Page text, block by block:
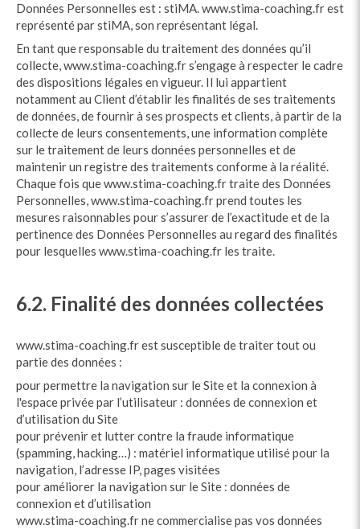
Données Personnelles est : stiMA. www.stima-coaching.fr est
représenté par stiMA, son représentant légal.
En tant que responsable du traitement des données qu’il
collecte, www.stima-coaching.fr s’engage à respecter le cadre
des dispositions légales en vigueur. Il lui appartient
notamment au Client d’établir les finalités de ses traitements
de données, de fournir à ses prospects et clients, à partir de la
collecte de leurs consentements, une information complète
sur le traitement de leurs données personnelles et de
maintenir un registre des traitements conforme à la réalité.
Chaque fois que www.stima-coaching.fr traite des Données
Personnelles, www.stima-coaching.fr prend toutes les
mesures raisonnables pour s’assurer de l’exactitude et de la
pertinence des Données Personnelles au regard des finalités
pour lesquelles www.stima-coaching.fr les traite.
6.2. Finalité des données collectées
www.stima-coaching.fr est susceptible de traiter tout ou
partie des données :
pour permettre la navigation sur le Site et la connexion à
l'espace privée par l’utilisateur : données de connexion et
d’utilisation du Site
pour prévenir et lutter contre la fraude informatique
(spamming, hacking…) : matériel informatique utilisé pour la
navigation, l’adresse IP, pages visitées
pour améliorer la navigation sur le Site : données de
connexion et d’utilisation
www.stima-coaching.fr ne commercialise pas vos données